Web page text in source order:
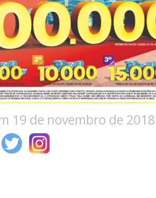
19 de novembro de 2018